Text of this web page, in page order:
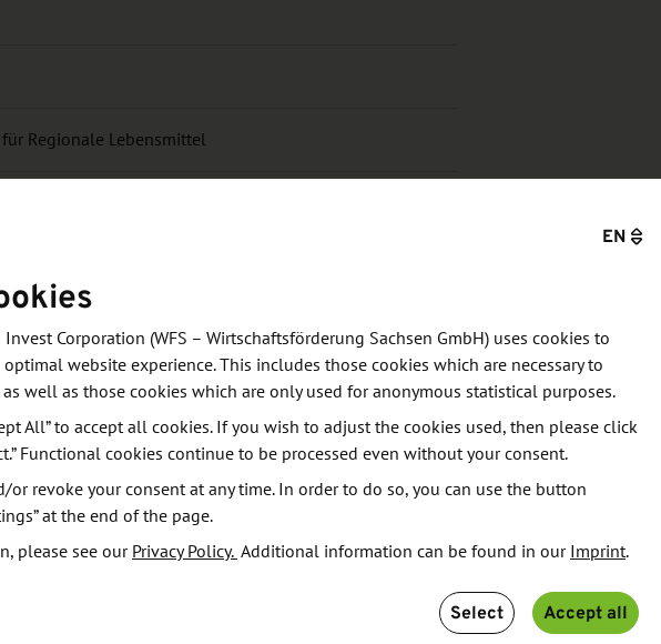
Regionale Lebensmittel
beachten
"Regionalmarketing-Akademie" der
in die nächste Runde: In den Supermärkten
regionale Produkte zu finden. Inzwischen gibt
und groß beschilderte Regionalangebote. Auch
Produkte im LEH platzieren. Doch meist stellt
Regal und wen kann ich ansprechen?
EN
Corporation (WFS – Wirtschaftsförderung Sachsen GmbH) uses cookies to
website experience. This includes those cookies which are necessary to
well as those cookies which are only used for anonymous statistical purposes.
All” to accept all cookies. If you wish to adjust the cookies used, then please click
Functional cookies continue to be processed even without your consent.
or revoke your consent at any time. In order to do so, you can use the button
at the end of the page.
please see our Privacy Policy. Additional information can be found in our Imprint.
Select Accept all